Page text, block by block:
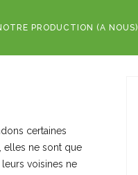
PRODUCTION (A NOUS)
certaines
elles ne sont que
voisines ne